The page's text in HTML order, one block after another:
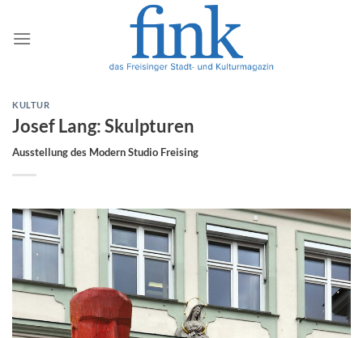
Inhalt
springen
KULTUR
Josef Lang: Skulpturen
Ausstellung des Modern Studio Freising